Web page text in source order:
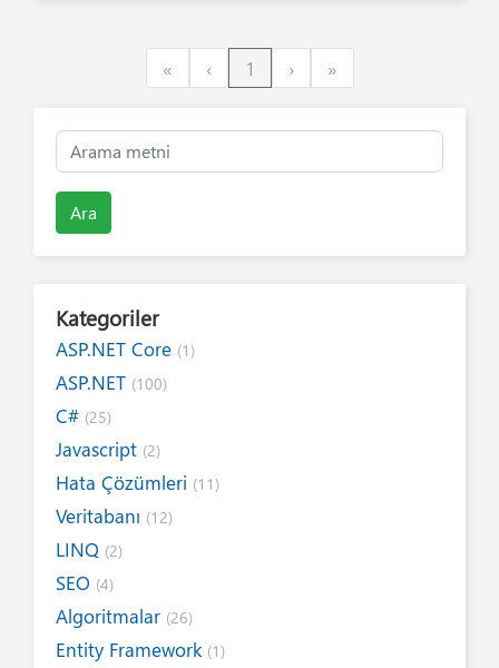
«First ‹Previous
1 ›Next»Last
Ara
Kategoriler
ASP.NET Core (1)
ASP.NET (100)
C# (25)
Javascript (2)
Hata Çözümleri (11)
Veritabanı (12)
LINQ (2)
SEO (4)
Algoritmalar (26)
Entity Framework (1)